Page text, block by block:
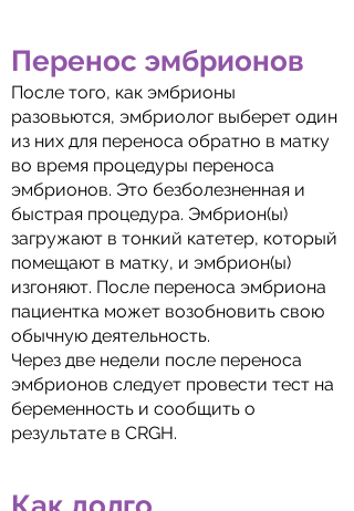
Перенос эмбрионов
После того, как эмбрионы
разовьются, эмбриолог выберет один
из них для переноса обратно в матку
во время процедуры переноса
эмбрионов. Это безболезненная и
быстрая процедура. Эмбрион(ы)
загружают в тонкий катетер, который
помещают в матку, и эмбрион(ы)
изгоняют. После переноса эмбриона
пациентка может возобновить свою
обычную деятельность.
Через две недели после переноса
эмбрионов следует провести тест на
беременность и сообщить о
результате в CRGH.